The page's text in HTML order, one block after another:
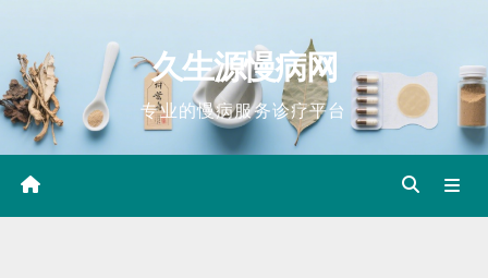
content
久生源慢病网
专业的慢病服务诊疗平台